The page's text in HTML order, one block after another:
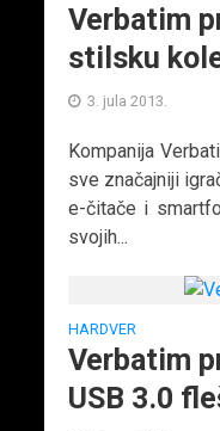
Verbatim
stilsku
3. jula 2013.
Kompanija
sve značajniji
e-čitače i
svojih...
HARDVER
Verbatim
USB 3.0